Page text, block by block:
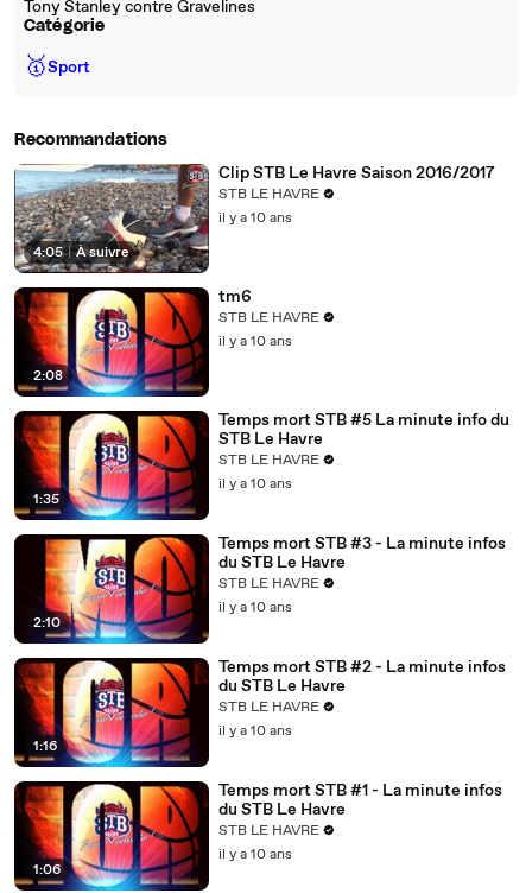
Tony Stanley contre Gravelines
Catégorie
🥇Sport
Recommandations
4:05 | À suivre
Clip STB Le Havre Saison 2016/2017
STB LE HAVRE
il y a 10 ans
2:08
tm6
STB LE HAVRE
il y a 10 ans
1:35
Temps mort STB #5 La minute info du
STB Le Havre
STB LE HAVRE
il y a 10 ans
2:10
Temps mort STB #3 - La minute infos
du STB Le Havre
STB LE HAVRE
il y a 10 ans
1:16
Temps mort STB #2 - La minute infos
du STB Le Havre
STB LE HAVRE
il y a 10 ans
1:06
Temps mort STB #1 - La minute infos
du STB Le Havre
STB LE HAVRE
il y a 10 ans